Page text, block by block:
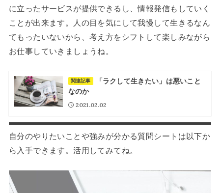
に立ったサービスが提供できるし、情報発信もしていく
ことが出来ます。人の目を気にして我慢して生きるなん
てもったいないから、考え方をシフトして楽しみながら
お仕事していきましょうね。
関連記事
「ラクして生きたい」は悪いこと
なのか
2021.02.02
自分のやりたいことや強みが分かる質問シートは以下か
ら入手できます。活用してみてね。